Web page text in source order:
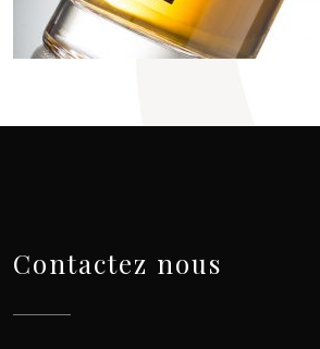
Contactez nous